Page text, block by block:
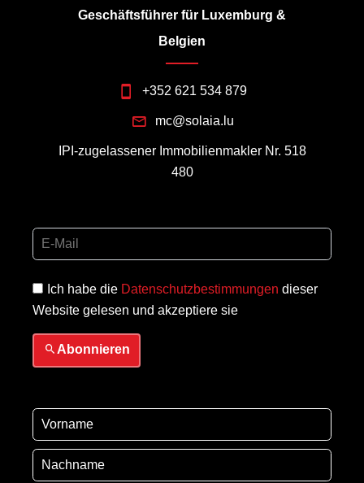
Geschäftsführer für Luxemburg &
Belgien
+352 621 534 879
mc@solaia.lu
IPI-zugelassener Immobilienmakler Nr. 518
480
Ich habe die Datenschutzbestimmungen dieser
Website gelesen und akzeptiere sie
Abonnieren